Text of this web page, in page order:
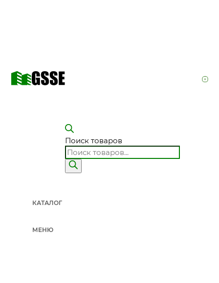
Поиск товаров
КАТАЛОГ
МЕНЮ